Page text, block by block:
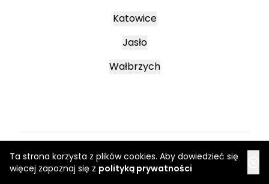
Ta strona korzysta z plików cookies. Aby dowiedzieć się
więcej zapoznaj się z polityką prywatności
Katowice
Jasło
Wałbrzych
Regulamin
Regulaminy promocyjne